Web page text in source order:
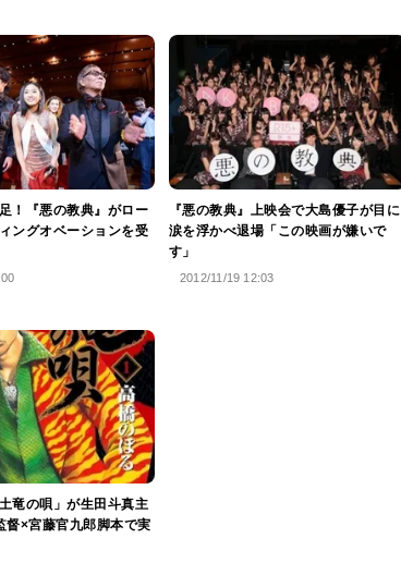
！『悪の教典』がロー
ングオベーションを受
『悪の教典』上映会で大島優子が目に
涙を浮かべ退場「この映画が嫌いで
す」
2012/11/19 12:03
竜の唄」が生田斗真主
督×宮藤官九郎脚本で実